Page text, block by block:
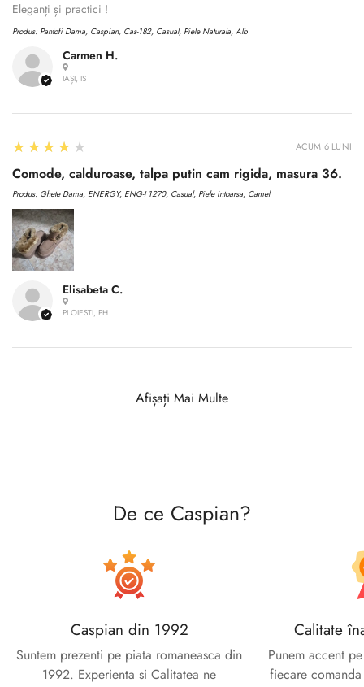
Carmen H.
IAȘI, IS
Eleganți și practici !
Produs: Pantofi Dama, Caspian, Cas-182, Casual, Piele Naturala, Alb
Elisabeta C.
PLOIESTI, PH
4
★★★★★
Comode, calduroase, talpa putin cam rigida, masura 36.
Produs: Ghete Dama, ENERGY, ENG-I 1270, Casual, Piele intoarsa, Camel
ACUM 6 LUNI
Afișați Mai Multe
De ce Caspian?
Caspian din 1992
Suntem prezenti pe piata romaneasca din
1992. Experienta si Calitatea ne
Calitate
Punem accent
fiecare